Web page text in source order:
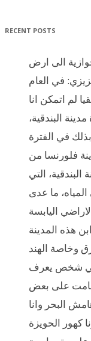
RECENT POSTS
الى ارض
في العام
لم اتمكن انا
البندقية،
في الفترة
مدينة فلورنسا من
البندقية، التي
ما عدى
اليابسة
وماركوبولو (١٢٥٤-١٣٢٤م) ابن هذه المدينة
وخاصة الهند
لي شخص يعرف
قامت على بعض
البحر وانا
كهور الحويزة